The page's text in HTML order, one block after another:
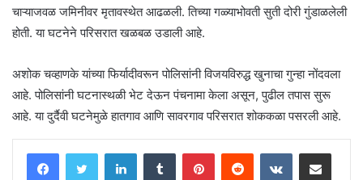
चाऱ्याजवळ जमिनीवर मृतावस्थेत आढळली. तिच्या गळ्याभोवती सुती दोरी गुंडाळलेली
होती. या घटनेने परिसरात खळबळ उडाली आहे.
अशोक चव्हाणके यांच्या फिर्यादीवरून पोलिसांनी विजयविरुद्ध खुनाचा गुन्हा नोंदवला
आहे. पोलिसांनी घटनास्थळी भेट देऊन पंचनामा केला असून, पुढील तपास सुरू
आहे. या दुर्दैवी घटनेमुळे हातगाव आणि सावरगाव परिसरात शोककळा पसरली आहे.
LinkedInTumblr PinterestReddit VKontakteShare via Email